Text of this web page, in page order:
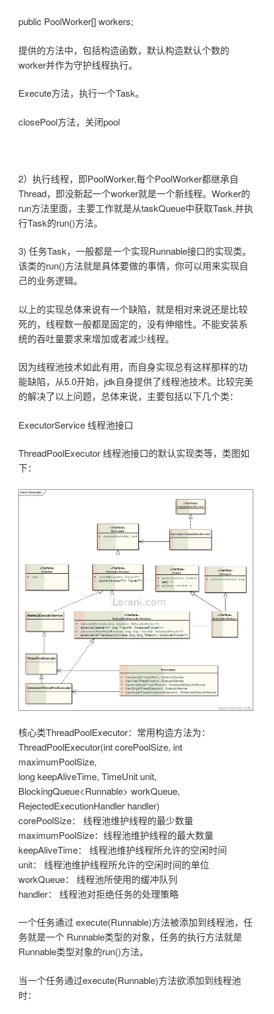
public PoolWorker[] workers;
提供的方法中，包括构造函数，默认构造默认个数的
worker并作为守护线程执行。
Execute方法，执行一个Task。
closePool方法，关闭pool
2）执行线程，即PoolWorker,每个PoolWorker都继承自
Thread，即没新起一个worker就是一个新线程。Worker的
run方法里面，主要工作就是从taskQueue中获取Task,并执
行Task的run()方法。
3) 任务Task，一般都是一个实现Runnable接口的实现类。
该类的run()方法就是具体要做的事情，你可以用来实现自
己的业务逻辑。
以上的实现总体来说有一个缺陷，就是相对来说还是比较
死的，线程数一般都是固定的，没有伸缩性。不能安装系
统的吞吐量要求来增加或者减少线程。
因为线程池技术如此有用，而自身实现总有这样那样的功
能缺陷，从5.0开始，jdk自身提供了线程池技术。比较完美
的解决了以上问题，总体来说，主要包括以下几个类：
ExecutorService 线程池接口
ThreadPoolExecutor 线程池接口的默认实现类等，类图如
下：
核心类ThreadPoolExecutor：常用构造方法为：
ThreadPoolExecutor(int corePoolSize, int
maximumPoolSize,
long keepAliveTime, TimeUnit unit,
BlockingQueue<Runnable> workQueue,
RejectedExecutionHandler handler)
corePoolSize： 线程池维护线程的最少数量
maximumPoolSize：线程池维护线程的最大数量
keepAliveTime： 线程池维护线程所允许的空闲时间
unit： 线程池维护线程所允许的空闲时间的单位
workQueue： 线程池所使用的缓冲队列
handler： 线程池对拒绝任务的处理策略
一个任务通过 execute(Runnable)方法被添加到线程池，任
务就是一个 Runnable类型的对象，任务的执行方法就是
Runnable类型对象的run()方法。
当一个任务通过execute(Runnable)方法欲添加到线程池
时：